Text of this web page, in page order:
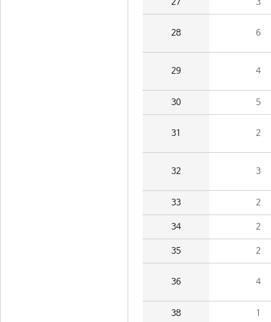
28 6
29 4
30 5
31 2
32 3
33 2
34 2
35 2
36 4
38 1